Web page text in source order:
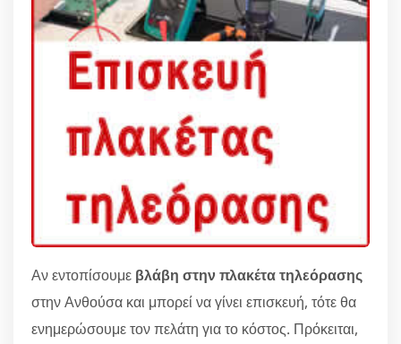
Αν εντοπίσουμε βλάβη στην πλακέτα τηλεόρασης
στην Ανθούσα και μπορεί να γίνει επισκευή, τότε θα
ενημερώσουμε τον πελάτη για το κόστος. Πρόκειται,